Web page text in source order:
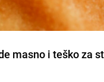
masno i teško za